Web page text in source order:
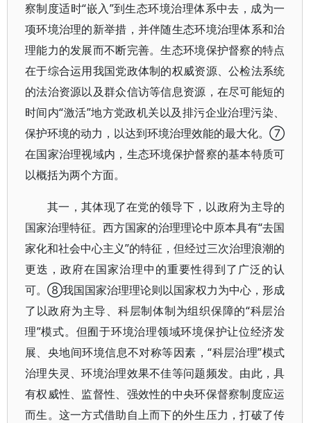
察制度适时“嵌入”到生态环境治理体系中去，成为一
项环境治理的新举措，并伴随生态环境治理体系和治
理能力的发展而不断完善。生态环境保护督察的特点
在于综合运用我国党政体制的权威资源、公检法系统
的法治资源以及群众信访等信息资源，在尽可能短的
时间内“激活”地方党政机关以及排污企业治理污染、
保护环境的动力，以达到环境治理效能的最大化。⑦
在国家治理视域内，生态环境保护督察的基本特质可
以概括为两个方面。
其一，其体现了在党的领导下，以政府为主导的
国家治理特征。西方国家的治理理论中原本具有“去国
家化和社会中心主义”的特征，但经过三次治理浪潮的
更迭，政府在国家治理中的重要性得到了广泛的认
可。⑧我国国家治理理论则以国家权力为中心，形成
了以政府为主导、科层制体制为组织保障的“科层治
理”模式。但囿于环境治理领域环境保护让位经济发
展、央地间环境信息不对称等因素，“科层治理”模式
治理失灵、环境治理效果不佳等问题频发。由此，具
有权威性、监督性、强效性的中央环保督察制度应运
而生。这一方式借助自上而下的外生压力，打破了传